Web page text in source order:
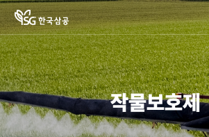
기업정보
작물보호제 작물보호제